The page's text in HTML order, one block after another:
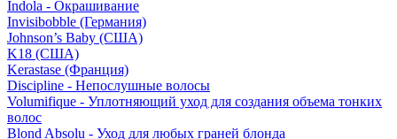
Indola - Окрашивание
Invisibobble (Германия)
Johnson’s Baby (США)
K18 (США)
Kerastase (Франция)
Discipline - Непослушные волосы
Volumifique - Уплотняющий уход для создания объема тонких
волос
Blond Absolu - Уход для любых граней блонда